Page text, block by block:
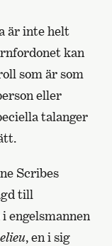
är inte helt
kan
som är som
eller
talanger
Scribes
till
engelsmannen
, en i sig